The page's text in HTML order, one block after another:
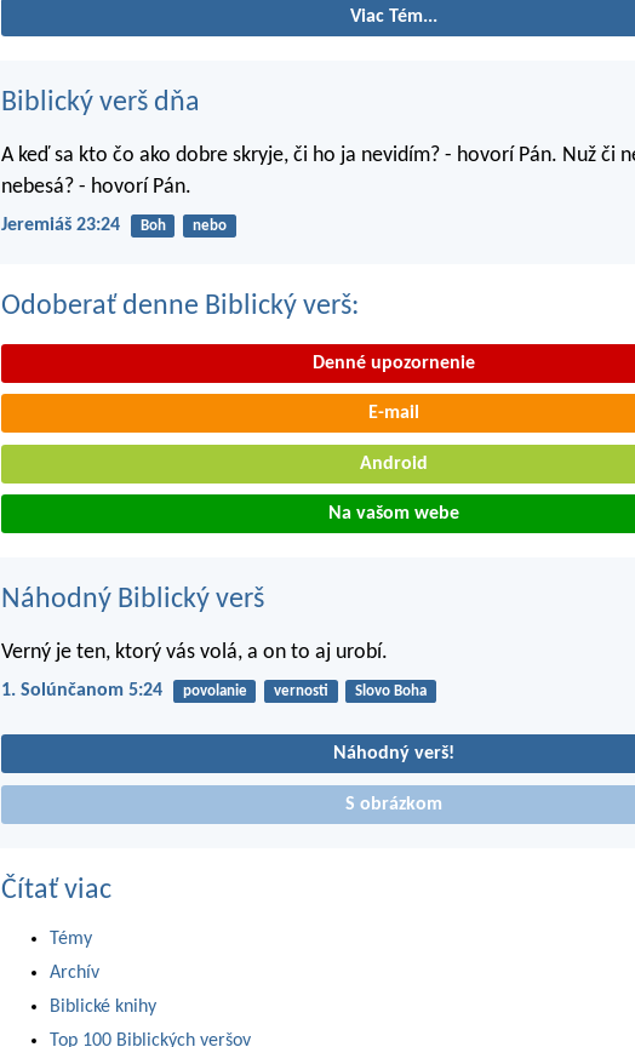
Viac Tém...
Biblický verš dňa
A keď sa kto čo ako dobre skryje, či ho ja nevidím? - hovorí Pán. Nuž či
nebesá? - hovorí Pán.
Jeremiáš 23:24 Boh nebo
Odoberať denne Biblický verš:
Denné upozornenie
E-mail
Android
Na vašom webe
Náhodný Biblický verš
Verný je ten, ktorý vás volá, a on to aj urobí.
1. Solúnčanom 5:24 povolanie vernosti Slovo Boha
Náhodný verš!
S obrázkom
Čítať viac
Témy
Archív
Biblické knihy
Top 100 Biblických veršov